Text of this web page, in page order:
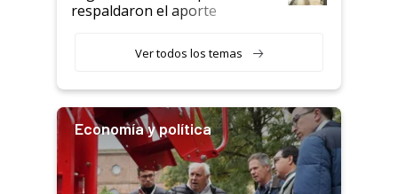
haciendo currículum"
respaldaron el aporte
Ver todos los temas
Economía y política